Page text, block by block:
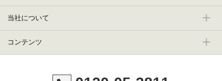
当社について
コンテンツ